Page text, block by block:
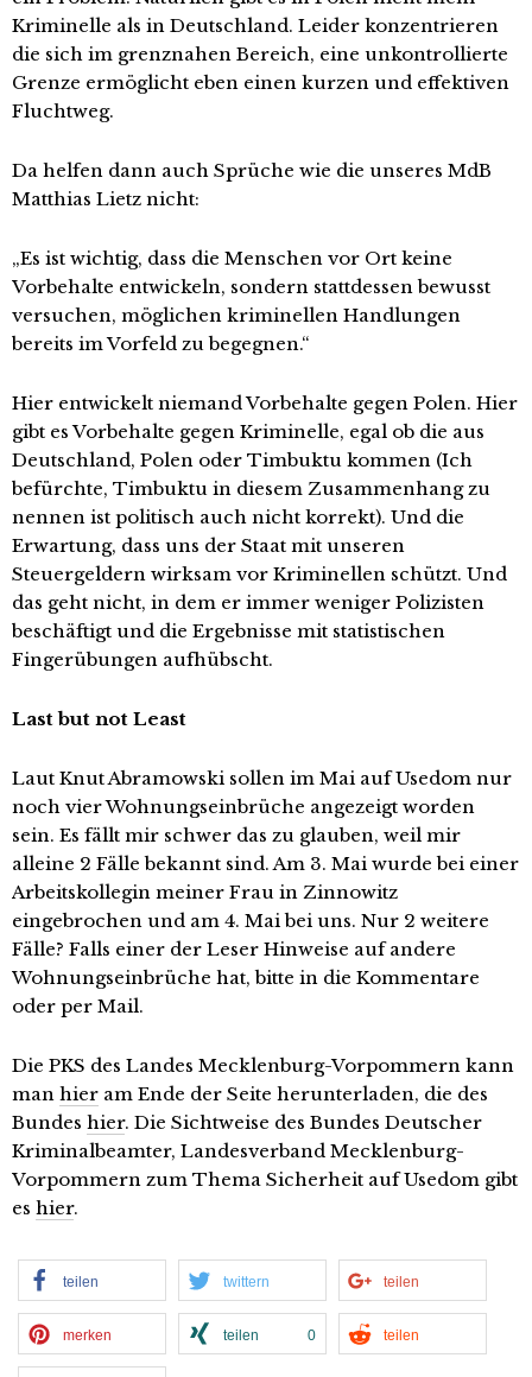
Kriminelle als in Deutschland. Leider konzentrieren
die sich im grenznahen Bereich, eine unkontrollierte
Grenze ermöglicht eben einen kurzen und effektiven
Fluchtweg.
Da helfen dann auch Sprüche wie die unseres MdB
Matthias Lietz nicht:
„Es ist wichtig, dass die Menschen vor Ort keine
Vorbehalte entwickeln, sondern stattdessen bewusst
versuchen, möglichen kriminellen Handlungen
bereits im Vorfeld zu begegnen.“
Hier entwickelt niemand Vorbehalte gegen Polen. Hier
gibt es Vorbehalte gegen Kriminelle, egal ob die aus
Deutschland, Polen oder Timbuktu kommen (Ich
befürchte, Timbuktu in diesem Zusammenhang zu
nennen ist politisch auch nicht korrekt). Und die
Erwartung, dass uns der Staat mit unseren
Steuergeldern wirksam vor Kriminellen schützt. Und
das geht nicht, in dem er immer weniger Polizisten
beschäftigt und die Ergebnisse mit statistischen
Fingerübungen aufhübscht.
Last but not Least
Laut Knut Abramowski sollen im Mai auf Usedom nur
noch vier Wohnungseinbrüche angezeigt worden
sein. Es fällt mir schwer das zu glauben, weil mir
alleine 2 Fälle bekannt sind. Am 3. Mai wurde bei einer
Arbeitskollegin meiner Frau in Zinnowitz
eingebrochen und am 4. Mai bei uns. Nur 2 weitere
Fälle? Falls einer der Leser Hinweise auf andere
Wohnungseinbrüche hat, bitte in die Kommentare
oder per Mail.
Die PKS des Landes Mecklenburg-Vorpommern kann
man hier am Ende der Seite herunterladen, die des
Bundes hier. Die Sichtweise des Bundes Deutscher
Kriminalbeamter, Landesverband Mecklenburg-
Vorpommern zum Thema Sicherheit auf Usedom gibt
es hier.
teilen twittern teilen
merken teilen 0 teilen